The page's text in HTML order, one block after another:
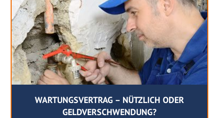
WARTUNGSVERTRAG – NÜTZLICH ODER
GELDVERSCHWENDUNG?